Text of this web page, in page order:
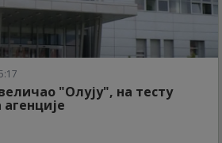
"Олују", на тесту